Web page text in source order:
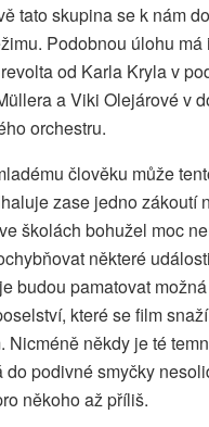
tato skupina se k nám
Podobnou úlohu má
od Karla Kryla v
a Viki Olejárové v
orchestru.
člověku může
zase jedno zákoutí
školách bohužel moc
některé
budou pamatovat
které se film
Nicméně někdy je té
do podivné smyčky
někoho až příliš.